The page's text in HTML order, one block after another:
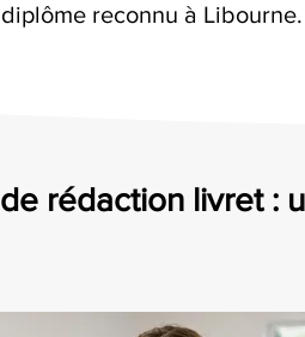
reconnu à Libourne.
rédaction livret :